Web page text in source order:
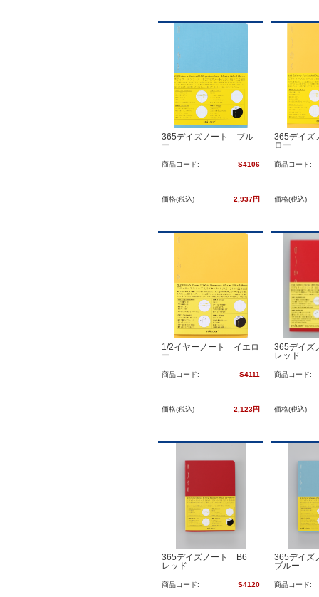
365デイズノート ブル
ー
商品コード: S4106
価格(税込) 2,937円
365デイ
ロー
商品コード:
価格(税込)
1/2イヤーノート イエロ
ー
商品コード: S4111
価格(税込) 2,123円
365デイ
レッド
商品コード:
価格(税込)
365デイズノート B6
レッド
商品コード: S4120
365デイ
ブルー
商品コード: